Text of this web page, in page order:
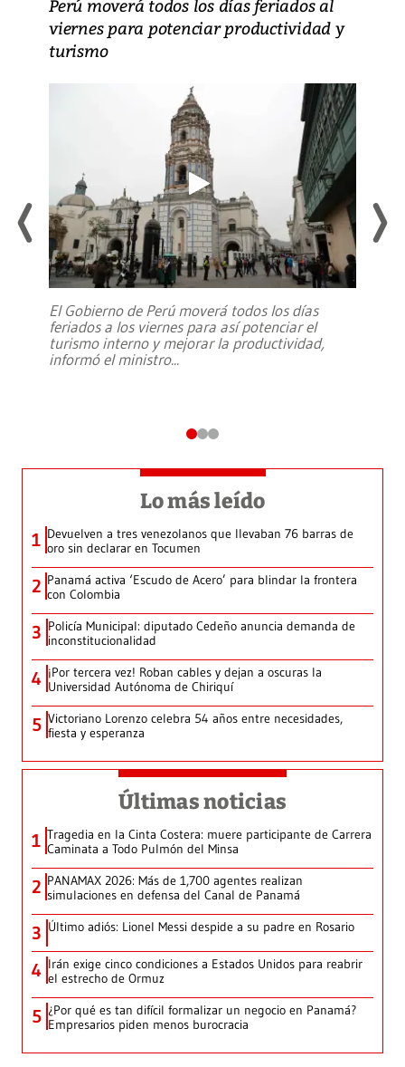
Perú moverá todos los días feriados al
viernes para potenciar productividad y
turismo
El Gobierno de Perú moverá todos los días
feriados a los viernes para así potenciar el
turismo interno y mejorar la productividad,
informó el ministro...
Lo más leído
1 Devuelven a tres venezolanos que llevaban 76 barras de
oro sin declarar en Tocumen
2 Panamá activa ‘Escudo de Acero’ para blindar la frontera
con Colombia
3 Policía Municipal: diputado Cedeño anuncia demanda de
inconstitucionalidad
4 ¡Por tercera vez! Roban cables y dejan a oscuras la
Universidad Autónoma de Chiriquí
5 Victoriano Lorenzo celebra 54 años entre necesidades,
fiesta y esperanza
Últimas noticias
1 Tragedia en la Cinta Costera: muere participante de Carrera
Caminata a Todo Pulmón del Minsa
2 PANAMAX 2026: Más de 1,700 agentes realizan
simulaciones en defensa del Canal de Panamá
3 Último adiós: Lionel Messi despide a su padre en Rosario
4 Irán exige cinco condiciones a Estados Unidos para reabrir
el estrecho de Ormuz
5 ¿Por qué es tan difícil formalizar un negocio en Panamá?
Empresarios piden menos burocracia